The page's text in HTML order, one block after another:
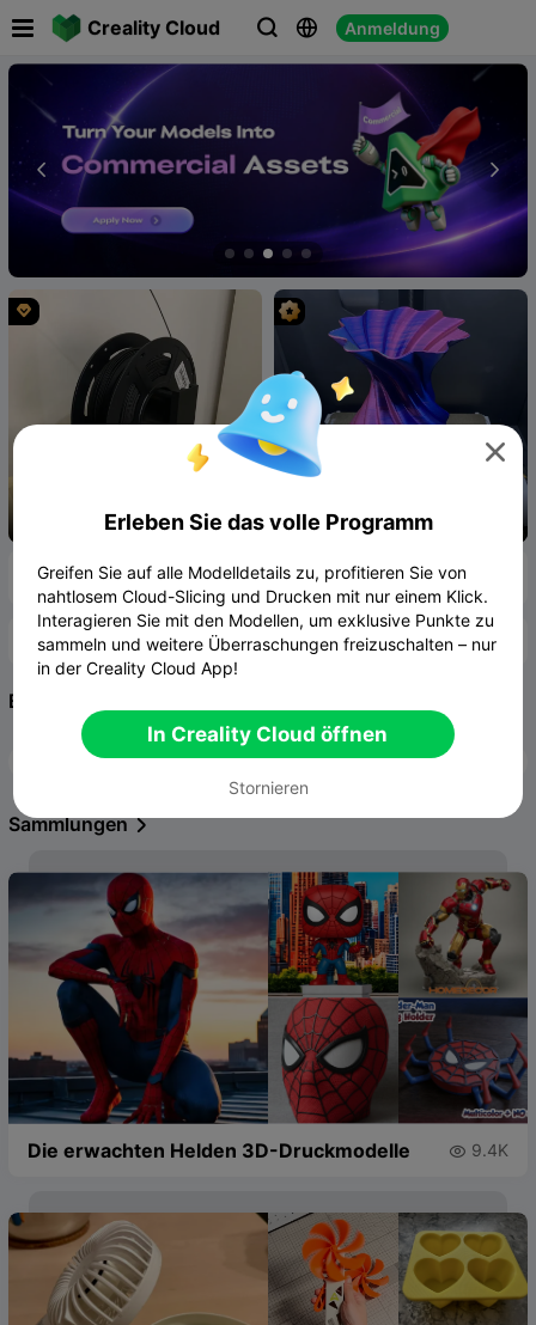
Creality Cloud   Anmeldung

Filament Holder
Large Spiral Vase 3, Watertight,
Plant Pot (PERSONAL USE)
 Premium Models 
Favorisierter
Modell

Join Our WhatsApp Creator Community &
Get 💴US$0.99
Join now >>
Beliebte Schlagwörter
flexibel Drache Klicker Spiderman
Sammlungen 
Die erwachten Helden 3D-Druckmodelle  9.4K

Erleben Sie das volle Programm
Greifen Sie auf alle Modelldetails zu, profitieren Sie von
nahtlosem Cloud-Slicing und Drucken mit nur einem Klick.
Interagieren Sie mit den Modellen, um exklusive Punkte zu
sammeln und weitere Überraschungen freizuschalten – nur
in der Creality Cloud App!
In Creality Cloud öffnen
Stornieren